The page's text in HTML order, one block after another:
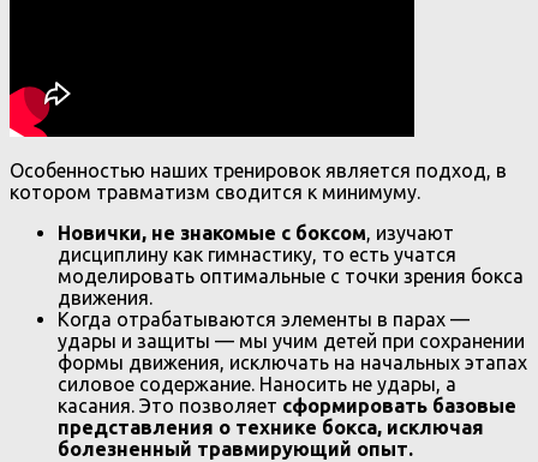
Особенностью наших тренировок является подход, в
котором травматизм сводится к минимуму.
Новички, не знакомые с боксом, изучают
дисциплину как гимнастику, то есть учатся
моделировать оптимальные с точки зрения бокса
движения.
Когда отрабатываются элементы в парах —
удары и защиты — мы учим детей при сохранении
формы движения, исключать на начальных этапах
силовое содержание. Наносить не удары, а
касания. Это позволяет сформировать базовые
представления о технике бокса, исключая
болезненный травмирующий опыт.